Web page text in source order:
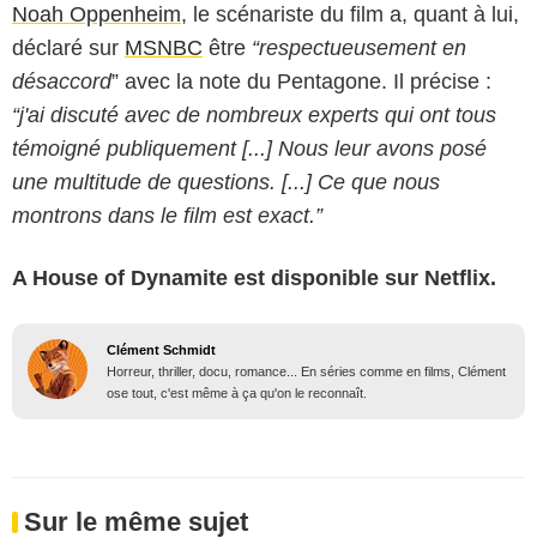
Noah Oppenheim, le scénariste du film a, quant à lui,
déclaré sur MSNBC être “respectueusement en
désaccord” avec la note du Pentagone. Il précise :
“j'ai discuté avec de nombreux experts qui ont tous
témoigné publiquement [...] Nous leur avons posé
une multitude de questions. [...] Ce que nous
montrons dans le film est exact.”
A House of Dynamite est disponible sur Netflix.
Clément Schmidt
Horreur, thriller, docu, romance... En séries comme en films, Clément
ose tout, c'est même à ça qu'on le reconnaît.
Sur le même sujet